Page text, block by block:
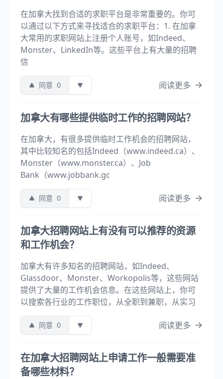
在加拿大找到合适的求职平台是非常重要的。你可
以通过以下方式来寻找适合的求职平台：1. 在加拿
大常用的求职网站上注册个人账号，如Indeed、
Monster、LinkedIn等。这些平台上有大量的招聘
信
同意 0 阅读更多
加拿大有哪些提供临时工作的招聘网站？
在加拿大，有很多提供临时工作机会的招聘网站，
其中比较知名的包括Indeed（www.indeed.ca）、
Monster（www.monster.ca）、Job
Bank（www.jobbank.gc
同意 0 阅读更多
加拿大招聘网站上有没有可以推荐的资源
和工作机会？
加拿大有许多知名的招聘网站，如Indeed、
Glassdoor、Monster、Workopolis等，这些网站
提供了大量的工作机会信息。在这些网站上，你可
以搜索各行业的工作职位，从全职到兼职，从实习
同意 0 阅读更多
在加拿大招聘网站上申请工作一般需要准
备哪些材料？